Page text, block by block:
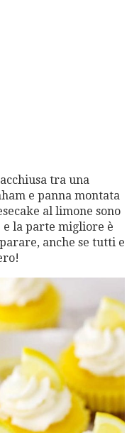
tra una
e panna montata
al limone sono
la parte migliore è
anche se tutti e